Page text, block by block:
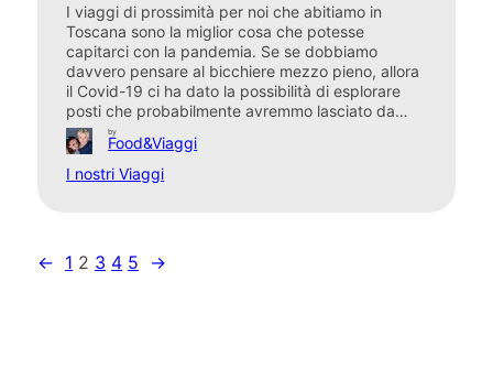
I viaggi di prossimità per noi che abitiamo in
Toscana sono la miglior cosa che potesse
capitarci con la pandemia. Se se dobbiamo
davvero pensare al bicchiere mezzo pieno, allora
il Covid-19 ci ha dato la possibilità di esplorare
posti che probabilmente avremmo lasciato da…
by
Food&Viaggi
I nostri Viaggi
← 1 2 3 4 5 →